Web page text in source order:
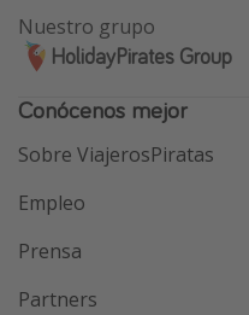
Nuestro grupo
HolidayPirates Group
Conócenos mejor
Sobre ViajerosPiratas
Empleo
Prensa
Partners